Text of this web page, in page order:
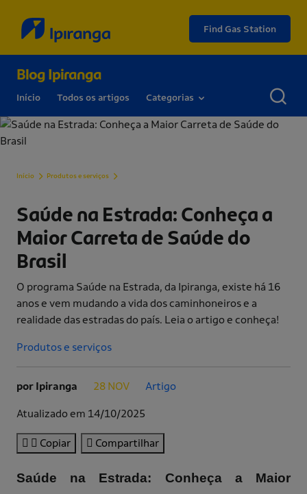
Find Gas Station
Blog Ipiranga
Início Todos os artigos Categorias
Início Produtos e serviços
Saúde na Estrada: Conheça a
Maior Carreta de Saúde do
Brasil
O programa Saúde na Estrada, da Ipiranga, existe há 16
anos e vem mudando a vida dos caminhoneiros e a
realidade das estradas do país. Leia o artigo e conheça!
Produtos e serviços
por Ipiranga 28 NOV Artigo
Atualizado em 14/10/2025
Copiar Compartilhar
Saúde na Estrada: Conheça a Maior